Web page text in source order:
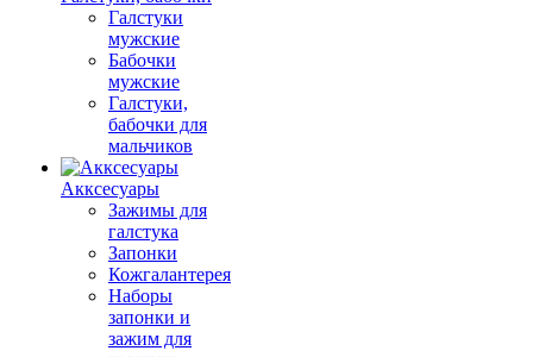
Галстуки
мужские
Бабочки
мужские
Галстуки,
бабочки для
мальчиков
Акксесуары
Зажимы для
галстука
Запонки
Кожгалантерея
Наборы
запонки и
зажим для